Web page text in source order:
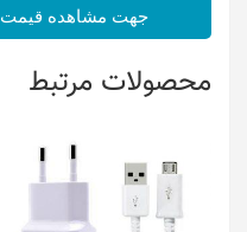
جهت مشاهده قیمت
محصولات مرتبط